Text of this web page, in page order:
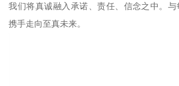
我们将真诚融入承诺、责任、信念之中。与
携手走向至真未来。